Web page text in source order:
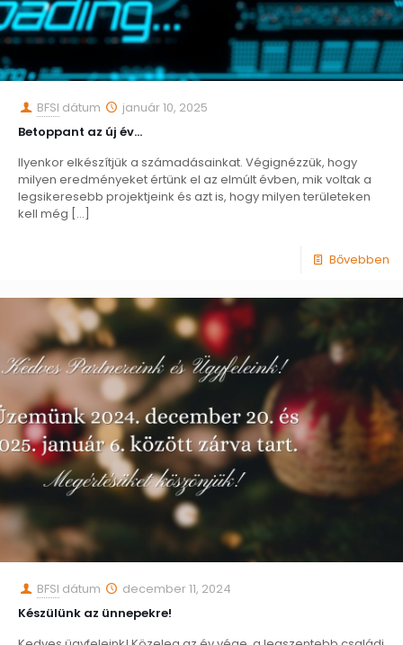
BFSI dátum
január 10, 2025
Betoppant az új év…
Ilyenkor elkészítjük a számadásainkat. Végignézzük, hogy
milyen eredményeket értünk el az elmúlt évben, mik voltak a
legsikeresebb projektjeink és azt is, hogy milyen területeken
kell még […]
Bővebben
BFSI dátum
december 11, 2024
Készülünk az ünnepekre!